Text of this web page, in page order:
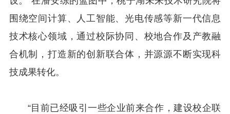
围绕空间计算、人工智能、光电传感等新一代信息
技术核心领域，通过校际协同、校地合作及产教融
合机制，打造新的创新联合体，并源源不断实现科
技成果转化。
“目前已经吸引一些企业前来合作，建设校企联